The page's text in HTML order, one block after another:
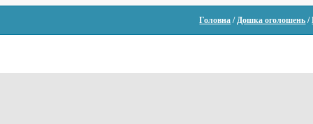
Головна /Дошка оголошень /